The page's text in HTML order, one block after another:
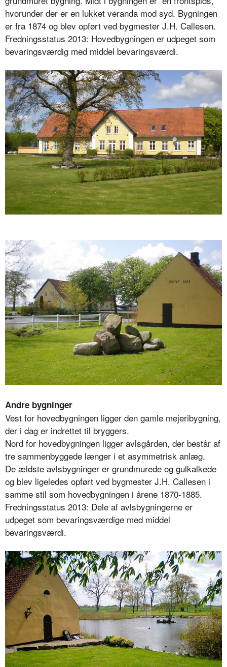
hvorunder der er en lukket veranda mod syd. Bygningen
er fra 1874 og blev opført ved bygmester J.H. Callesen.
Fredningsstatus 2013: Hovedbygningen er udpeget som
bevaringsværdig med middel bevaringsværdi.
Andre bygninger
Vest for hovedbygningen ligger den gamle mejeribygning,
der i dag er indrettet til bryggers.
Nord for hovedbygningen ligger avlsgården, der består af
tre sammenbyggede længer i et asymmetrisk anlæg.
De ældste avlsbygninger er grundmurede og gulkalkede
og blev ligeledes opført ved bygmester J.H. Callesen i
samme stil som hovedbygningen i årene 1870-1885.
Fredningsstatus 2013: Dele af avlsbygningerne er
udpeget som bevaringsværdige med middel
bevaringsværdi.